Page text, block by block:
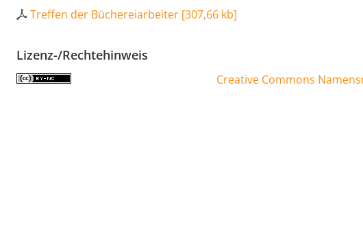
Treffen der Büchereiarbeiter [307,66 kb]
Lizenz-/Rechtehinweis
Creative Commons